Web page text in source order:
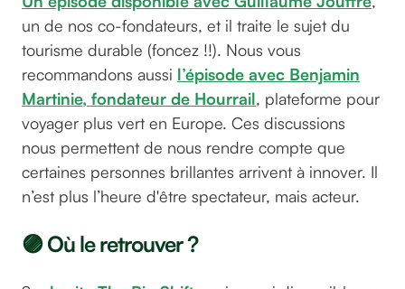
un de nos co-fondateurs, et il traite le sujet du
tourisme durable (foncez !!). Nous vous
recommandons aussi l’épisode avec Benjamin
Martinie, fondateur de Hourrail, plateforme pour
voyager plus vert en Europe. Ces discussions
nous permettent de nous rendre compte que
certaines personnes brillantes arrivent à innover. Il
n’est plus l’heure d'être spectateur, mais acteur.
🟣 Où le retrouver ?